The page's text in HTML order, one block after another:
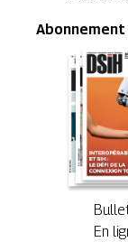
Abonnement
En